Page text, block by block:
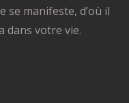
se manifeste, d’où il
dans votre vie.